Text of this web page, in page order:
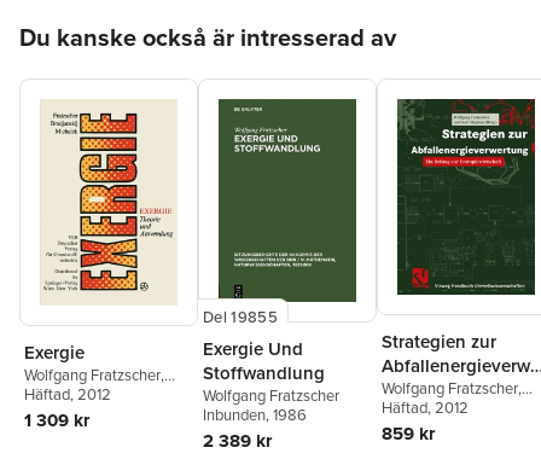
Du kanske också är intresserad av
Exergie
Wolfgang Fratzscher,
Viktor M. Brodjanskij
Klaus Michalek
Häftad, 2012
1 309 kr
Del 19855
Exergie Und
Stoffwandlung
Wolfgang Fratzscher
Inbunden, 1986
2 389 kr
Strategien zur
tung
Wolfgang Fratzscher,
Karl Stephan
Brandenburgische
Akademie der
Häftad, 2012
859 kr